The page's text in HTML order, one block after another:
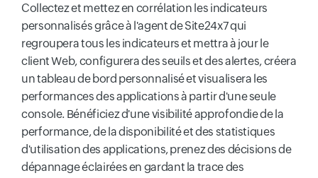
Collectez et mettez en corrélation les indicateurs
personnalisés grâce à l'agent de Site24x7 qui
regroupera tous les indicateurs et mettra à jour le
client Web, configurera des seuils et des alertes, créera
un tableau de bord personnalisé et visualisera les
performances des applications à partir d'une seule
console. Bénéficiez d'une visibilité approfondie de la
performance, de la disponibilité et des statistiques
d'utilisation des applications, prenez des décisions de
dépannage éclairées en gardant la trace des